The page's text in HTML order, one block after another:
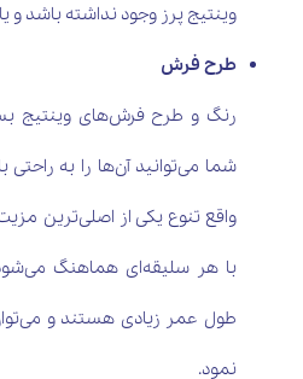
وینتیج پرز وجود نداشته باشد و
طرح فرش
رنگ و طرح فرش‌های وینتیج
شما می‌توانید آن‌ها را به
واقع تنوع یکی از اصلی‌ترین
با هر سلیقه‌ای هماهنگ
طول عمر زیادی هستند و
نمود.